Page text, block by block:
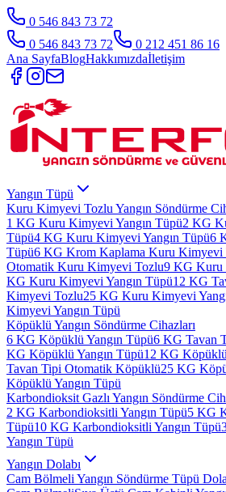
0 546 843 73 72
0 546 843 73 72
0 212 451 86 16
Ana SayfaBlogHakkımızdaİletişim
Yangın Tüpü
Kuru Kimyevi Tozlu Yangın Söndürme
1 KG Kuru Kimyevi Yangın Tüpü2 KG
Tüpü4 KG Kuru Kimyevi Yangın Tüpü6
Tüpü6 KG Krom Kaplama Kuru Kimyevi
Otomatik Kuru Kimyevi Tozlu9 KG Kuru
KG Kuru Kimyevi Yangın Tüpü12 KG
Kimyevi Tozlu25 KG Kuru Kimyevi
Kimyevi Yangın Tüpü
Köpüklü Yangın Söndürme Cihazları
6 KG Köpüklü Yangın Tüpü6 KG Tavan
KG Köpüklü Yangın Tüpü12 KG
Tavan Tipi Otomatik Köpüklü25 KG
Köpüklü Yangın Tüpü
Karbondioksit Gazlı Yangın Söndürme
2 KG Karbondioksitli Yangın Tüpü5 KG
Tüpü10 KG Karbondioksitli Yangın Tüpü
Yangın Tüpü
Yangın Dolabı
Cam Bölmeli Yangın Söndürme Tüpü